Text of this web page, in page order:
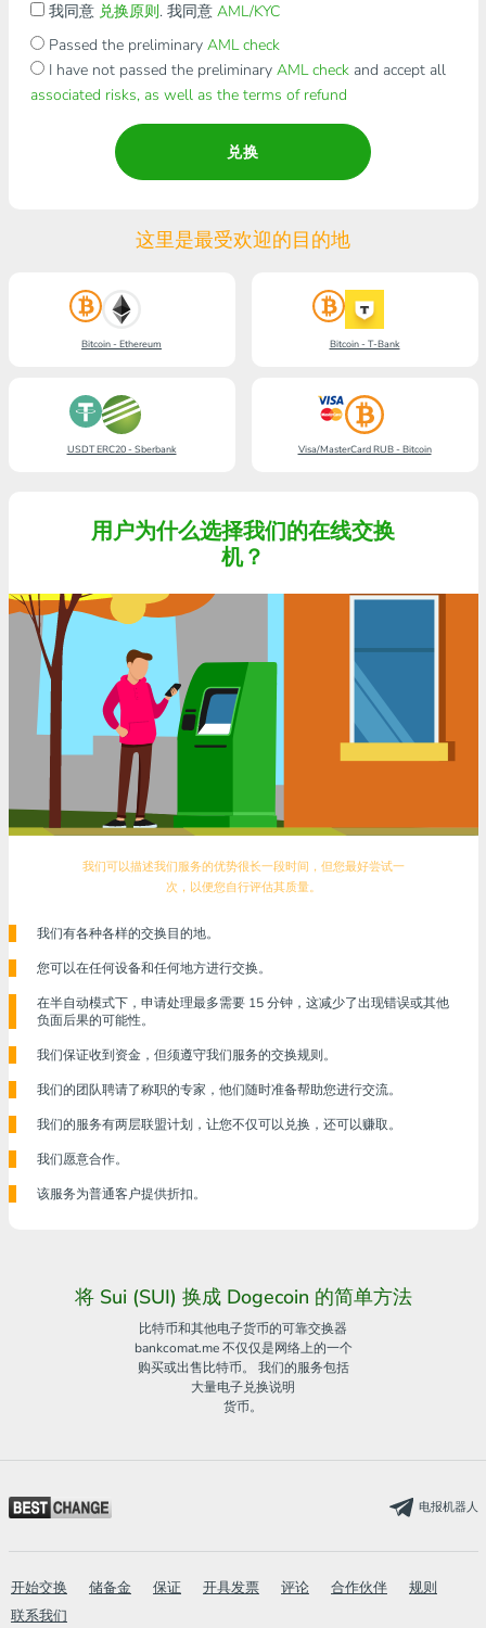
我同意 兑换原则. 我同意 AML/KYC
Passed the preliminary AML check
I have not passed the preliminary AML checkand accept all
associated risks, as well as the terms of refund
兑换
这里是最受欢迎的目的地
Bitcoin - Ethereum Bitcoin - T-Bank
USDT ERC20 - Sberbank Visa/MasterCard RUB - Bitcoin
用户为什么选择我们的在线交换
机？
我们可以描述我们服务的优势很长一段时间，但您最好尝试一
次，以便您自行评估其质量。
我们有各种各样的交换目的地。
您可以在任何设备和任何地方进行交换。
在半自动模式下，申请处理最多需要 15 分钟，这减少了出现错误或其他
负面后果的可能性。
我们保证收到资金，但须遵守我们服务的交换规则。
我们的团队聘请了称职的专家，他们随时准备帮助您进行交流。
我们的服务有两层联盟计划，让您不仅可以兑换，还可以赚取。
我们愿意合作。
该服务为普通客户提供折扣。
将 Sui (SUI) 换成 Dogecoin 的简单方法
比特币和其他电子货币的可靠交换器
bankcomat.me 不仅仅是网络上的一个
购买或出售比特币。 我们的服务包括
大量电子兑换说明
货币。
电报机器人
开始交换 储备金 保证 开具发票 评论 合作伙伴
规则
联系我们